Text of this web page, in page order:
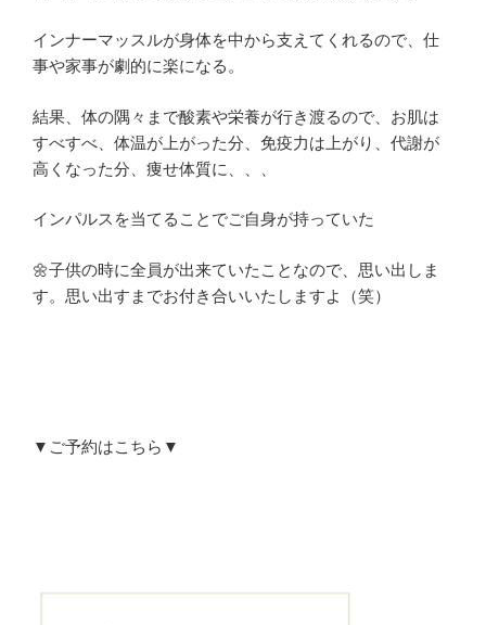
インナーマッスルが身体を中から支えてくれるので、仕
事や家事が劇的に楽になる。
結果、体の隅々まで酸素や栄養が行き渡るので、お肌は
すべすべ、体温が上がった分、免疫力は上がり、代謝が
高くなった分、痩せ体質に、、、
インパルスを当てることでご自身が持っていた
🌼子供の時に全員が出来ていたことなので、思い出しま
す。思い出すまでお付き合いいたしますよ（笑）
▼ご予約はこちら▼